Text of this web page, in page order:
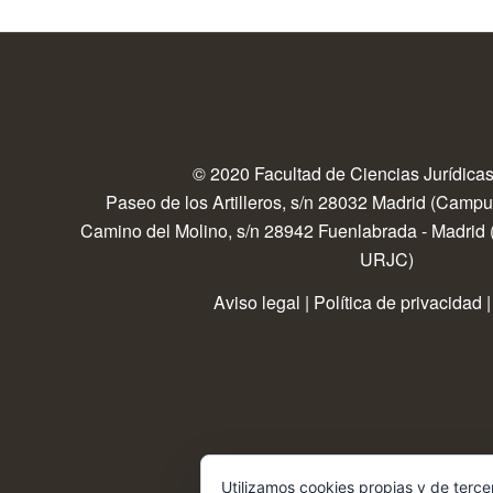
© 2020 Facultad de Ciencias
Paseo de los Artilleros, s/n 28032 Madrid
Camino del Molino, s/n 28942 Fuenlabrada -
URJC)
Aviso legal | Política de privacidad |
Utilizamos cookies propias y de